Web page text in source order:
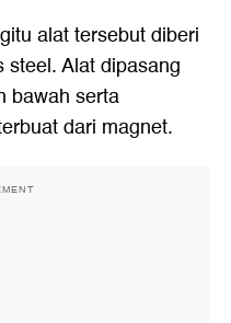
alat tersebut diberi
Alat dipasang
bawah serta
dari magnet.